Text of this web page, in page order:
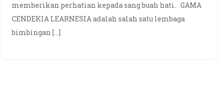
memberikan perhatian kepada sang buah hati. GAMA
CENDEKIA LEARNESIA adalah salah satu lembaga
bimbingan […]